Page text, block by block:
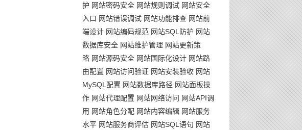
护 网站密码安全 网站规则调试 网站安全
入口 网站错误调试 网站功能排查 网站前
端设计 网站编码规范 网站SQL防护 网站
数据库安全 网站维护管理 网站更新策
略 网站源码安全 网站国际化设计 网站路
由配置 网站访问验证 网站安装验收 网站
MySQL配置 网站数据库路径 网站面板操
作 网站代理配置 网站网络访问 网站API调
用 网站角色分配 网站内容编辑 网站服务
水平 网站服务商评估 网站SQL语句 网站